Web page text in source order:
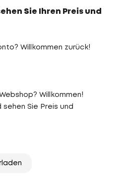
Sie Ihren Preis und
Willkommen zurück!
Willkommen!
sehen Sie Preis und